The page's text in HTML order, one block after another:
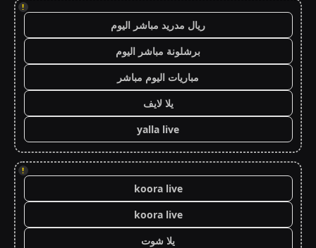
!
ريال مدريد مباشر اليوم
برشلونة مباشر اليوم
مباريات اليوم مباشر
يلا لايف
yalla live
!
koora live
koora live
يلا شوت